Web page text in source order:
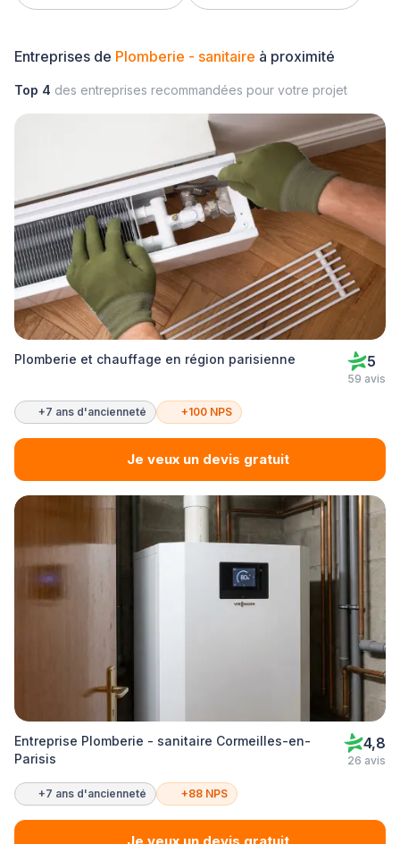
Entreprises de Plomberie - sanitaire à proximité
Top 4 des entreprises recommandées pour votre projet
Plomberie et chauffage en région parisienne 5
59 avis
+7 ans d'ancienneté +100 NPS
Je veux un devis gratuit
Entreprise Plomberie - sanitaire Cormeilles-en-
Parisis
4,8
26 avis
+7 ans d'ancienneté +88 NPS